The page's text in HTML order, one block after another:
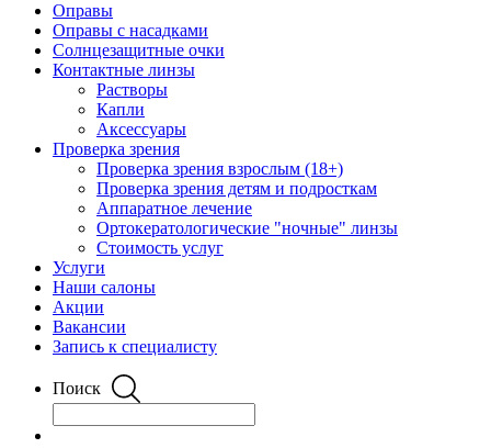
Оправы
Оправы с насадками
Солнцезащитные очки
Контактные линзы
Растворы
Капли
Аксессуары
Проверка зрения
Проверка зрения взрослым (18+)
Проверка зрения детям и подросткам
Аппаратное лечение
Ортокератологические "ночные" линзы
Стоимость услуг
Услуги
Наши салоны
Акции
Вакансии
Запись к специалисту
Поиск